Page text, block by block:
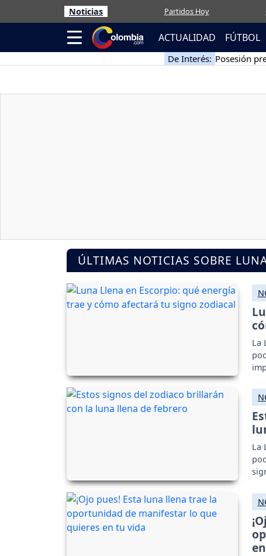
Noticias Partidos Hoy
ACTUALIDAD FÚTBOL
De Interés: Posesión
ÚLTIMAS NOTICIAS SOBRE
La
La